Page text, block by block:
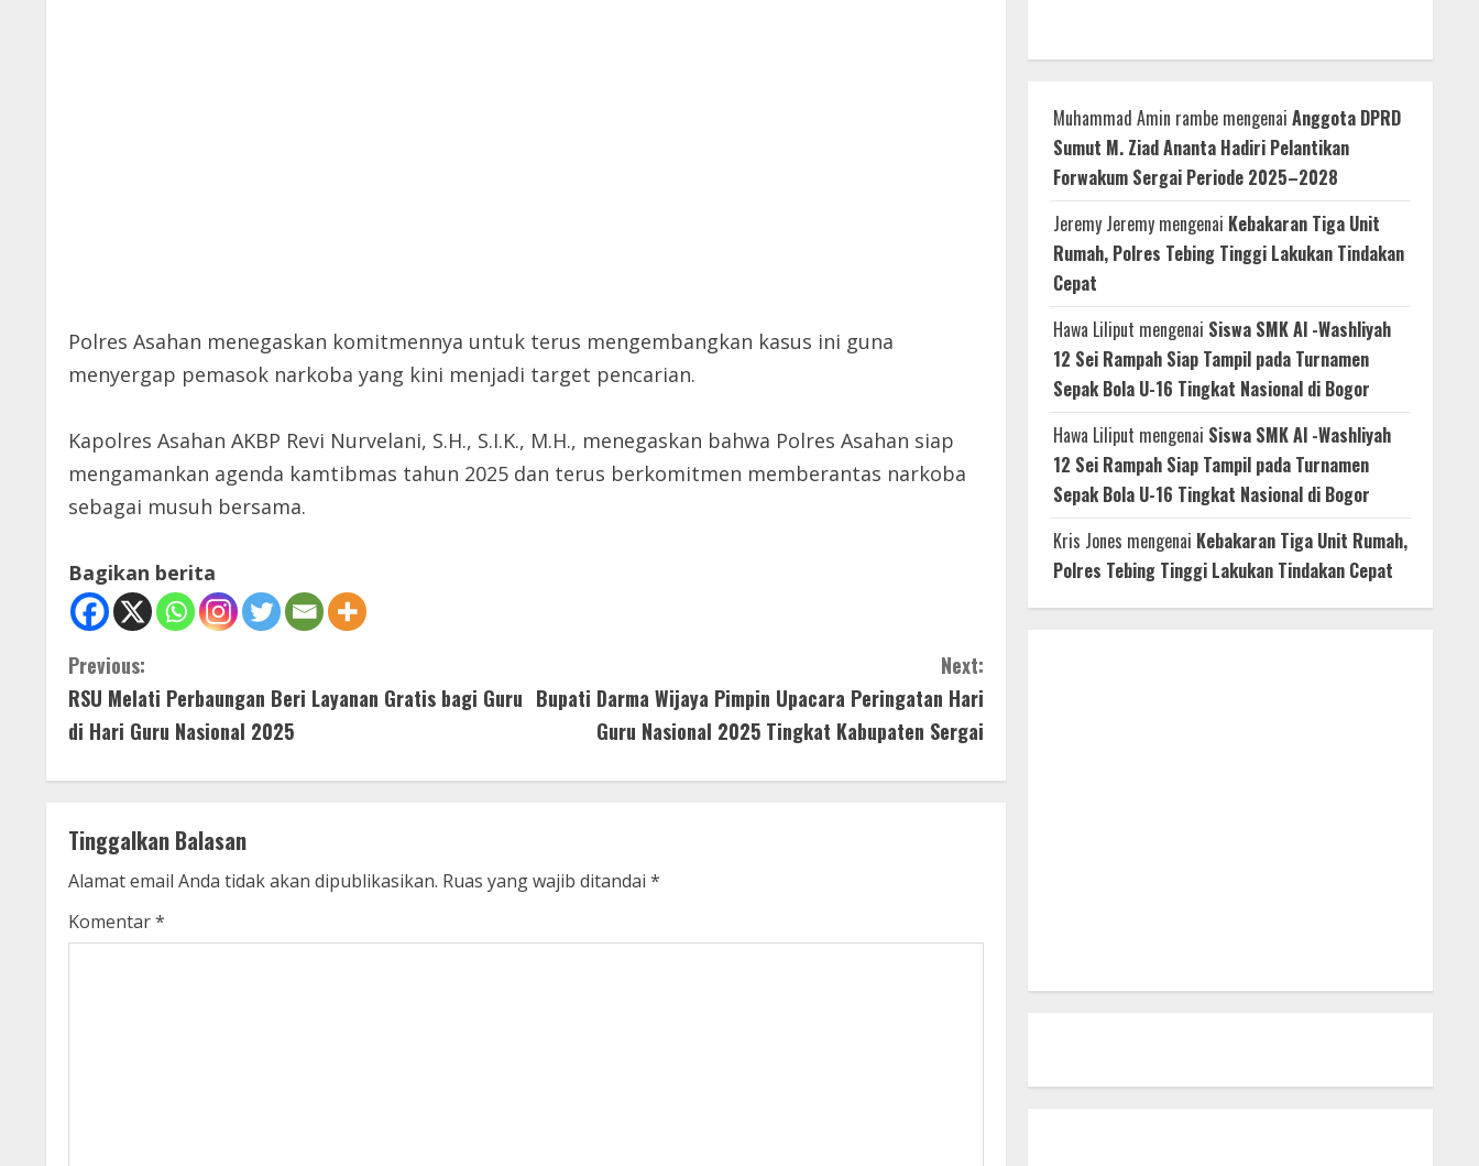
Polres Asahan menegaskan komitmennya untuk terus mengembangkan kasus ini guna
menyergap pemasok narkoba yang kini menjadi target pencarian.
Kapolres Asahan AKBP Revi Nurvelani, S.H., S.I.K., M.H., menegaskan bahwa Polres Asahan siap
mengamankan agenda kamtibmas tahun 2025 dan terus berkomitmen memberantas narkoba
sebagai musuh bersama.
Bagikan berita
C
o
i
n
u
Previous:
RSU Melati Perbaungan Beri Layanan Gratis bagi Guru
di Hari Guru Nasional 2025
Next:
Bupati Darma Wijaya Pimpin Upacara Peringatan Hari
Guru Nasional 2025 Tingkat Kabupaten Sergai
Tinggalkan Balasan
Alamat email Anda tidak akan dipublikasikan. Ruas yang wajib ditandai *
Komentar*
Muhammad Amin rambe mengenai Anggota DPRD
Sumut M. Ziad Ananta Hadiri Pelantikan
Forwakum Sergai Periode 2025–2028
Jeremy Jeremy mengenai Kebakaran Tiga Unit
Rumah, Polres Tebing Tinggi Lakukan Tindakan
Cepat
Hawa Liliput mengenai Siswa SMK Al -Washliyah
12 Sei Rampah Siap Tampil pada Turnamen
Sepak Bola U-16 Tingkat Nasional di Bogor
Hawa Liliput mengenai Siswa SMK Al -Washliyah
12 Sei Rampah Siap Tampil pada Turnamen
Sepak Bola U-16 Tingkat Nasional di Bogor
Kris Jones mengenai Kebakaran Tiga Unit Rumah,
Polres Tebing Tinggi Lakukan Tindakan Cepat